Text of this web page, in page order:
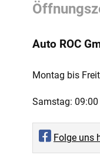
Auto ROC
Montag bis
Samstag:
Folge uns